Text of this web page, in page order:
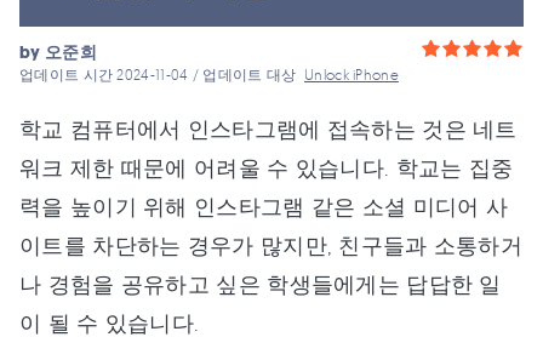
by 오준희
업데이트 시간 2024-11-04 / 업데이트 대상 Unlock iPhone
학교 컴퓨터에서 인스타그램에 접속하는 것은 네트
워크 제한 때문에 어려울 수 있습니다. 학교는 집중
력을 높이기 위해 인스타그램 같은 소셜 미디어 사
이트를 차단하는 경우가 많지만, 친구들과 소통하거
나 경험을 공유하고 싶은 학생들에게는 답답한 일
이 될 수 있습니다.